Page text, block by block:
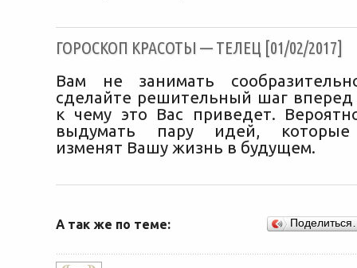
ГОРОСКОП КРАСОТЫ — ТЕЛЕЦ [01/02/2017]
Вам не занимать
сделайте решительный шаг вперед
к чему это Вас приведет.
выдумать пару идей, которые
изменят Вашу жизнь в будущем.
А так же по теме: